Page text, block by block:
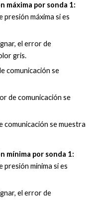
máxima por sonda 1:
presión máxima si es
el error de
gris.
comunicación se
de comunicación se
comunicación se muestra
mínima por sonda 1:
presión mínima si es
el error de